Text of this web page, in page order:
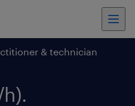
& technician
.